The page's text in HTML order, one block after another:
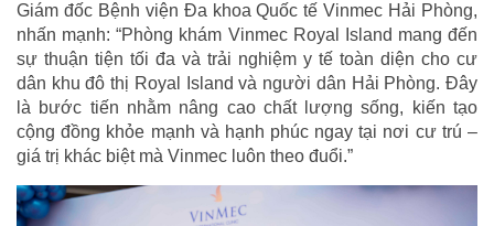
Giám đốc Bệnh viện Đa khoa Quốc tế Vinmec Hải Phòng,
nhấn mạnh: “Phòng khám Vinmec Royal Island mang đến
sự thuận tiện tối đa và trải nghiệm y tế toàn diện cho cư
dân khu đô thị Royal Island và người dân Hải Phòng. Đây
là bước tiến nhằm nâng cao chất lượng sống, kiến tạo
cộng đồng khỏe mạnh và hạnh phúc ngay tại nơi cư trú –
giá trị khác biệt mà Vinmec luôn theo đuổi.”